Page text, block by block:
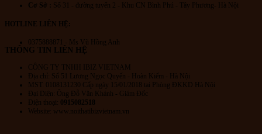
Cơ Sở : Số 31 - đường tuyến 2 - Khu CN Bình Phú - Tây Phương- Hà Nội
HOTLINE LIÊN HỆ:
0375888871 - Ms Vũ Hồng Anh
THÔNG TIN LIÊN HỆ
CÔNG TY TNHH IBIZ VIETNAM
Địa chỉ: Số 51 Lương Ngọc Quyến - Hoàn Kiếm - Hà Nội
MST: 0108131230 Cấp ngày 15/01/2018 tại Phòng ĐKKD Hà Nội
Đại Diện: Ông Đỗ Văn Khánh - Giám Đốc
Điện thoại:
0915082518
Website: www.noithatibizvietnam.vn